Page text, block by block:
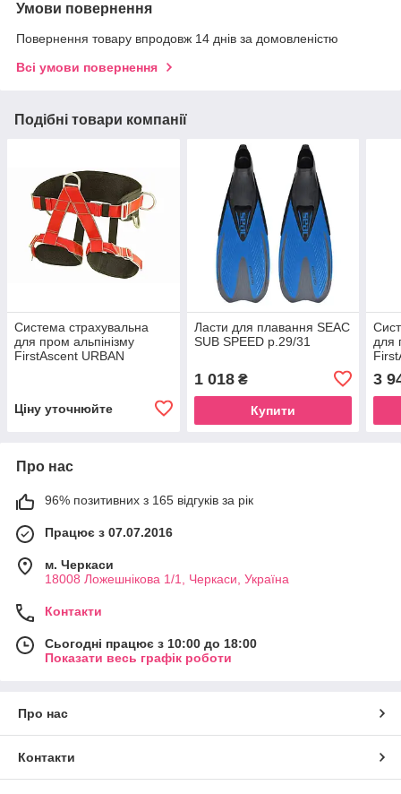
Умови повернення
Повернення товару впродовж 14 днів за домовленістю
Всі умови повернення
Подібні товари компанії
Система страхувальна
для пром альпінізму
FirstAscent URBAN
Ціну уточнюйте
Ласти для плавання SEAC
SUB SPEED р.29/31
1 018₴
Купити
для
3
Про нас
96% позитивних з 165 відгуків за рік
Працює з 07.07.2016
м. Черкаси
18008 Ложешнікова 1/1, Черкаси, Україна
Контакти
Сьогодні працює з 10:00 до 18:00
Показати весь графік роботи
Про нас
Контакти